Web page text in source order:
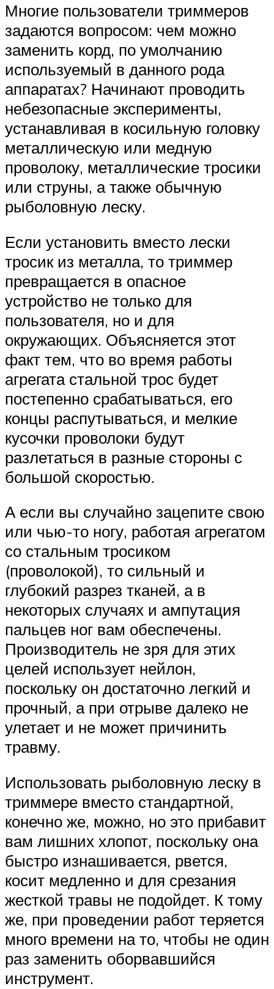
Многие пользователи триммеров
задаются вопросом: чем можно
заменить корд, по умолчанию
используемый в данного рода
аппаратах? Начинают проводить
небезопасные эксперименты,
устанавливая в косильную головку
металлическую или медную
проволоку, металлические тросики
или струны, а также обычную
рыболовную леску.
Если установить вместо лески
тросик из металла, то триммер
превращается в опасное
устройство не только для
пользователя, но и для
окружающих. Объясняется этот
факт тем, что во время работы
агрегата стальной трос будет
постепенно срабатываться, его
концы распутываться, и мелкие
кусочки проволоки будут
разлетаться в разные стороны с
большой скоростью.
А если вы случайно зацепите свою
или чью-то ногу, работая агрегатом
со стальным тросиком
(проволокой), то сильный и
глубокий разрез тканей, а в
некоторых случаях и ампутация
пальцев ног вам обеспечены.
Производитель не зря для этих
целей использует нейлон,
поскольку он достаточно легкий и
прочный, а при отрыве далеко не
улетает и не может причинить
травму.
Использовать рыболовную леску в
триммере вместо стандартной,
конечно же, можно, но это прибавит
вам лишних хлопот, поскольку она
быстро изнашивается, рвется,
косит медленно и для срезания
жесткой травы не подойдет. К тому
же, при проведении работ теряется
много времени на то, чтобы не один
раз заменить оборвавшийся
инструмент.